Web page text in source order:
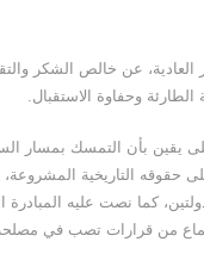
عن خالص الشكر
وحفاوة الاستقبال.
يقين بأن التمسك بمسار
التاريخية
كما نصت عليه المبادرة
من قرارات تصب في